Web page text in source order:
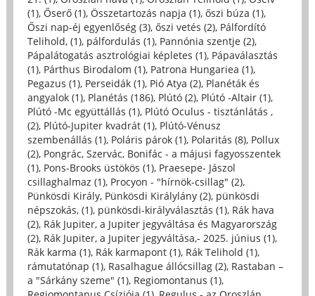
(1), Őserő (1), Összetartozás napja (1), őszi búza (1),
Őszi nap-éj egyenlőség (3), őszi vetés (2), Pálfordító
Telihold, (1), pálfordulás (1), Pannónia szentje (2),
Pápalátogatás asztrológiai képletes (1), Pápaválasztás
(1), Párthus Birodalom (1), Patrona Hungariea (1),
Pegazus (1), Perseidák (1), Pió Atya (2), Planéták és
angyalok (1), Planétás (186), Plútó (2), Plútó -Altair (1),
Plútó -Mc együttállás (1), Plútó Oculus - tisztánlátás ,
(2), Plútó-Jupiter kvadrát (1), Plútó-Vénusz
szembenállás (1), Poláris párok (1), Polaritás (8), Pollux
(2), Pongrác, Szervác, Bonifác - a májusi fagyosszentek
(1), Pons-Brooks üstökös (1), Praesepe- Jászol
csillaghalmaz (1), Procyon - "hírnök-csillag" (2),
Pünkösdi Király, Pünkösdi Királylány (2), pünkösdi
népszokás, (1), pünkösdi-királyválasztás (1), Rák hava
(2), Rák Jupiter, a Jupiter jegyváltása és Magyarország
(2), Rák Jupiter, a Jupiter jegyváltása,- 2025. június (1),
Rák karma (1), Rák karmapont (1), Rák Telihold (1),
rámutatónap (1), Rasalhague állócsillag (2), Rastaban –
a "Sárkány szeme" (1), Regiomontanus (1),